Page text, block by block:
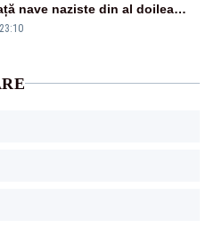
nave naziste din al doilea